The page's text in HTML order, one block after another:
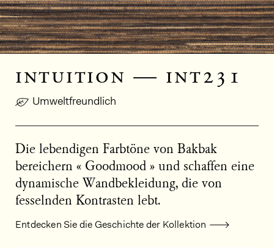
intuition — int231
Umweltfreundlich
Die lebendigen Farbtöne von Bakbak
bereichern « Goodmood » und schaffen eine
dynamische Wandbekleidung, die von
fesselnden Kontrasten lebt.
Entdecken Sie die Geschichte der Kollektion